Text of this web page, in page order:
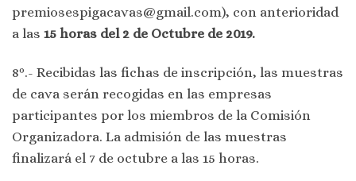
premiosespigacavas@gmail.com), con anterioridad
a las 15 horas del 2 de Octubre de 2019.
8º.- Recibidas las fichas de inscripción, las muestras
de cava serán recogidas en las empresas
participantes por los miembros de la Comisión
Organizadora. La admisión de las muestras
finalizará el 7 de octubre a las 15 horas.